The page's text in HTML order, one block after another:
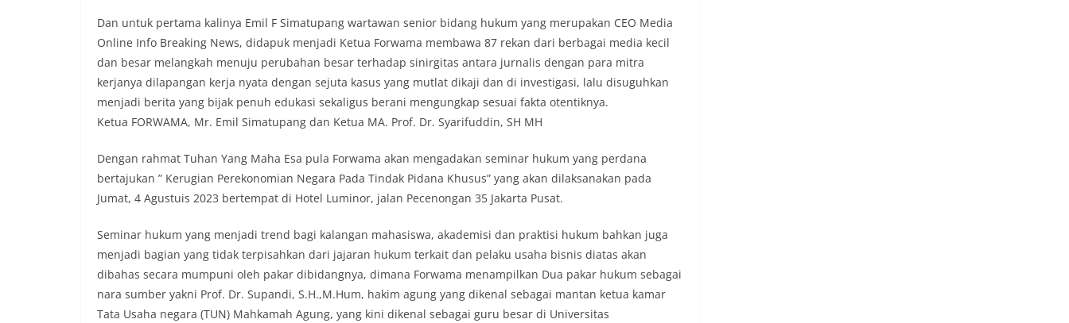
Dan untuk pertama kalinya Emil F Simatupang wartawan senior bidang hukum yang merupakan CEO Media
Online Info Breaking News, didapuk menjadi Ketua Forwama membawa 87 rekan dari berbagai media kecil
dan besar melangkah menuju perubahan besar terhadap sinirgitas antara jurnalis dengan para mitra
kerjanya dilapangan kerja nyata dengan sejuta kasus yang mutlat dikaji dan di investigasi, lalu disuguhkan
menjadi berita yang bijak penuh edukasi sekaligus berani mengungkap sesuai fakta otentiknya.
Ketua FORWAMA, Mr. Emil Simatupang dan Ketua MA. Prof. Dr. Syarifuddin, SH MH
Dengan rahmat Tuhan Yang Maha Esa pula Forwama akan mengadakan seminar hukum yang perdana
bertajukan ” Kerugian Perekonomian Negara Pada Tindak Pidana Khusus” yang akan dilaksanakan pada
Jumat, 4 Agustuis 2023 bertempat di Hotel Luminor, jalan Pecenongan 35 Jakarta Pusat.
Seminar hukum yang menjadi trend bagi kalangan mahasiswa, akademisi dan praktisi hukum bahkan juga
menjadi bagian yang tidak terpisahkan dari jajaran hukum terkait dan pelaku usaha bisnis diatas akan
dibahas secara mumpuni oleh pakar dibidangnya, dimana Forwama menampilkan Dua pakar hukum sebagai
nara sumber yakni Prof. Dr. Supandi, S.H.,M.Hum, hakim agung yang dikenal sebagai mantan ketua kamar
Tata Usaha negara (TUN) Mahkamah Agung, yang kini dikenal sebagai guru besar di Universitas